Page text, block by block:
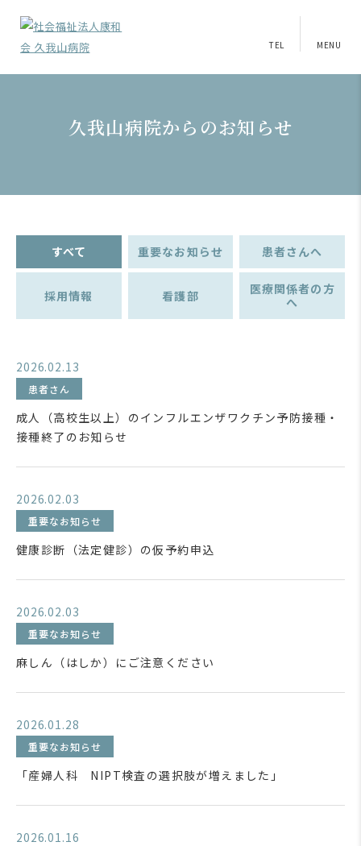
TEL MENU
久我山病院からのお知らせ
すべて 重要なお知らせ 患者さんへ
採用情報 看護部
医療関係者の方
へ
2026.02.13
患者さん
成人（高校生以上）のインフルエンザワクチン予防接種・
接種終了のお知らせ
2026.02.03
重要なお知らせ
健康診断（法定健診）の仮予約申込
2026.02.03
重要なお知らせ
麻しん（はしか）にご注意ください
2026.01.28
重要なお知らせ
「産婦人科 NIPT検査の選択肢が増えました」
2026.01.16